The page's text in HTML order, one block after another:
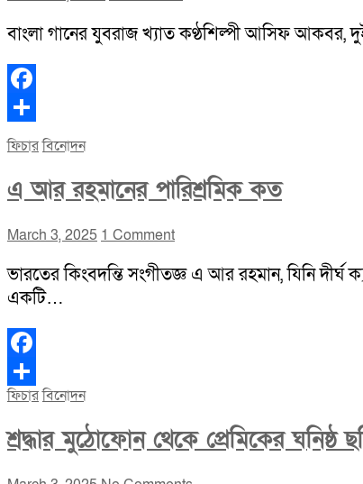
বাংলা গানের যুবরাজ খ্যাত কণ্ঠশিল্পী আসিফ আকবর,
Facebook
Share
ফিচারবিনোদন
এ আর রহমানের পারিশ্রমিক কত
March 3, 2025 1 Comment
ভারতের কিংবদন্তি সংগীতজ্ঞ এ আর রহমান, যিনি দীর্ঘ
একটি…
Facebook
Share
ফিচারবিনোদন
শ্রদ্ধার মুঠোফোন থেকে প্রেমিকের ঘনিষ্ঠ